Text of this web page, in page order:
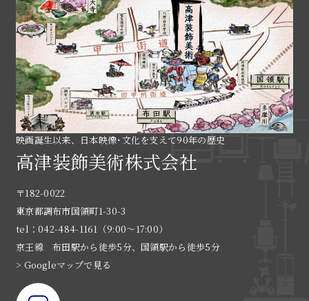
映画誕生以来、日本映像･文化を支えて90年の歴史
高津装飾美術株式会社
〒182-0022
東京都調布市国領町1-30-3
tel：042-484-1161（9:00〜17:00）
京王線 布田駅から徒歩5分、国領駅から徒歩5分
> Googleマップで見る